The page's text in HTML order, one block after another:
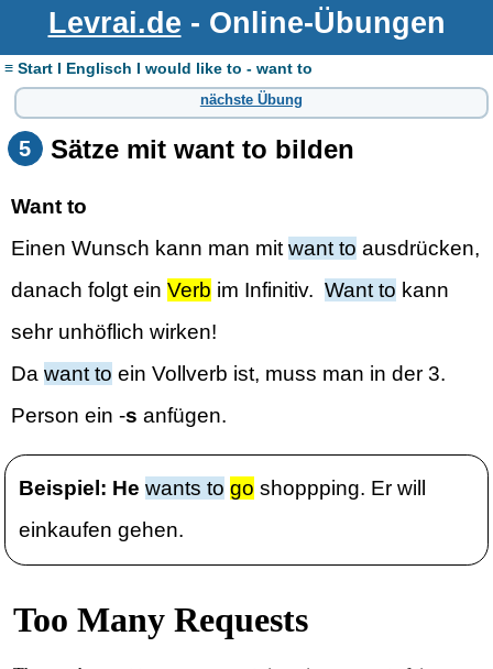
Levrai.de - Online-Übungen
≡ Start I Englisch I would like to - want to
nächste Übung
5 Sätze mit want to bilden
Want to
Einen Wunsch kann man mitwant to ausdrücken,
danach folgt einVerb im Infinitiv.Want to kann
sehr unhöflich wirken!
Dawant to ein Vollverb ist, muss man in der 3.
Person ein -s anfügen.
Beispiel: He wants to go shoppping. Er will
einkaufen gehen.